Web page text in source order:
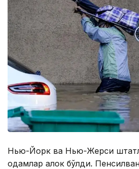
Нью-Йорк ва Нью-Жерси
одамлар ҳалок бўлди.